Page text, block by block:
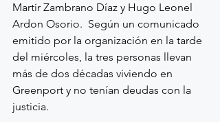
Martir Zambrano Díaz y Hugo Leonel
Ardon Osorio.  Según un comunicado
emitido por la organización en la tarde
del miércoles, la tres personas llevan
más de dos décadas viviendo en
Greenport y no tenían deudas con la
justicia.